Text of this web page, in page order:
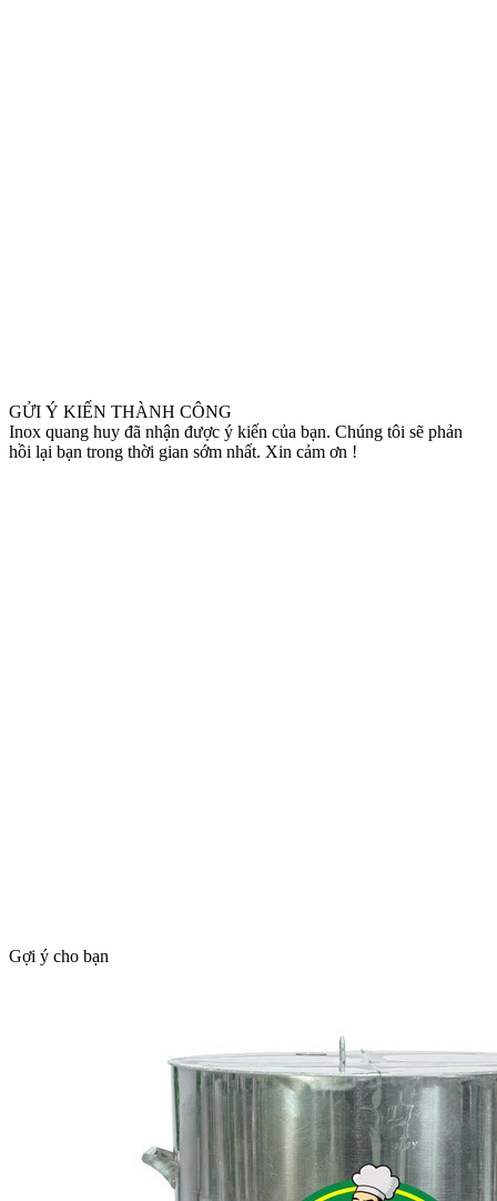
GỬI Ý KIẾN THÀNH CÔNG
Inox quang huy đã nhận được ý kiến của bạn. Chúng tôi sẽ phản
hồi lại bạn trong thời gian sớm nhất. Xin cảm ơn !
Gợi ý cho bạn